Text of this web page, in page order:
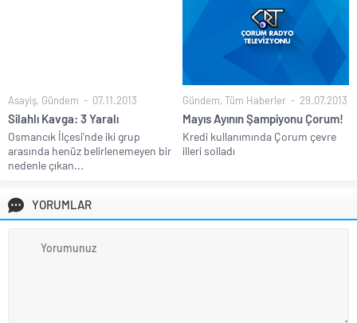
Asayiş, Gündem 07.11.2013
Silahlı Kavga: 3 Yaralı
Osmancık İlçesi'nde iki grup
arasında henüz belirlenemeyen bir
nedenle çıkan...
Gündem, Tüm Haberler 29.07.2013
Mayıs Ayının Şampiyonu Çorum!
Kredi kullanımında Çorum çevre
illeri solladı
YORUMLAR